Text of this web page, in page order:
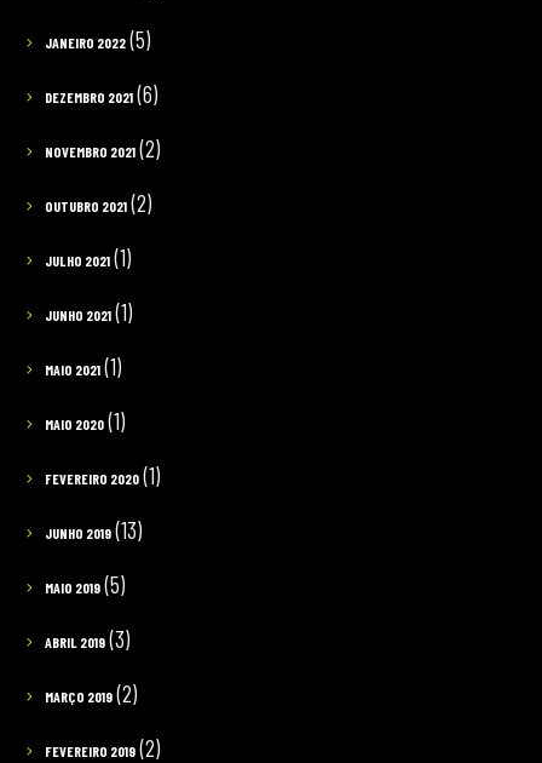
JANEIRO 2022(5)
DEZEMBRO 2021(6)
NOVEMBRO 2021(2)
OUTUBRO 2021(2)
JULHO 2021(1)
JUNHO 2021(1)
MAIO 2021(1)
MAIO 2020(1)
FEVEREIRO 2020(1)
JUNHO 2019(13)
MAIO 2019(5)
ABRIL 2019(3)
MARÇO 2019(2)
FEVEREIRO 2019(2)